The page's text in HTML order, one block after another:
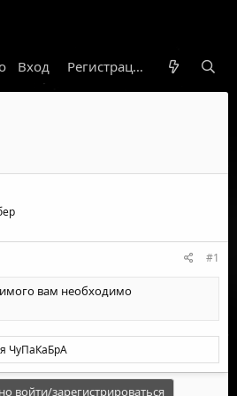
Гарант Новости
Вход Регистрация
#1
вам необходимо
ЧуПаКаБрА
войти/зарегистрироваться